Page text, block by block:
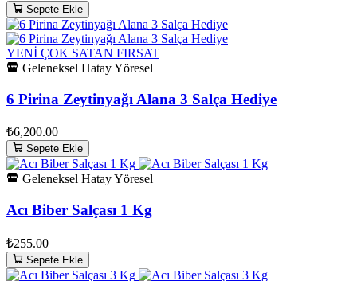
Sepete Ekle
YENİ ÇOK SATAN FIRSAT
Geleneksel Hatay Yöresel
6 Pirina Zeytinyağı Alana 3 Salça Hediye
₺6,200.00
Sepete Ekle
Geleneksel Hatay Yöresel
Acı Biber Salçası 1 Kg
₺255.00
Sepete Ekle